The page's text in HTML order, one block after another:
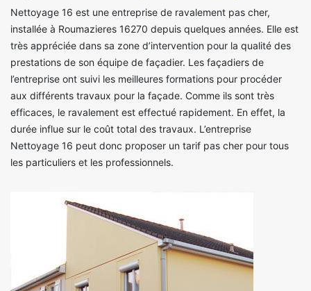
Nettoyage 16 est une entreprise de ravalement pas cher,
installée à Roumazieres 16270 depuis quelques années. Elle est
très appréciée dans sa zone d’intervention pour la qualité des
prestations de son équipe de façadier. Les façadiers de
l’entreprise ont suivi les meilleures formations pour procéder
aux différents travaux pour la façade. Comme ils sont très
efficaces, le ravalement est effectué rapidement. En effet, la
durée influe sur le coût total des travaux. L’entreprise
Nettoyage 16 peut donc proposer un tarif pas cher pour tous
les particuliers et les professionnels.